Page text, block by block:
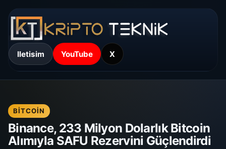
Iletisim YouTube X
BITCOIN
Binance, 233 Milyon Dolarlık Bitcoin
Alımıyla SAFU Rezervini Güçlendirdi